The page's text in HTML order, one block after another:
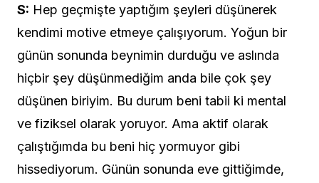
S: Hep geçmişte yaptığım şeyleri düşünerek
kendimi motive etmeye çalışıyorum. Yoğun bir
günün sonunda beynimin durduğu ve aslında
hiçbir şey düşünmediğim anda bile çok şey
düşünen biriyim. Bu durum beni tabii ki mental
ve fiziksel olarak yoruyor. Ama aktif olarak
çalıştığımda bu beni hiç yormuyor gibi
hissediyorum. Günün sonunda eve gittiğimde,